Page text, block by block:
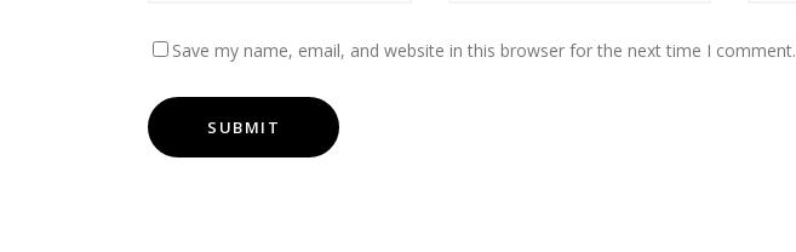
Save my name, email, and website in this browser for the next time I comment.